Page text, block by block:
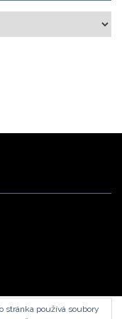
stránka používá soubory